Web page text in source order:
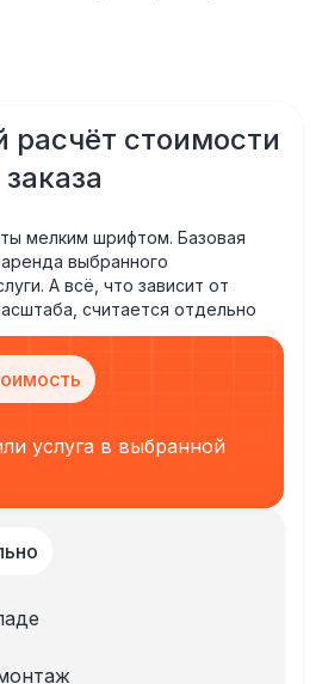
расчёт стоимости
заказа
мелким шрифтом. Базовая
выбранного
А всё, что зависит от
считается отдельно
услуга в выбранной